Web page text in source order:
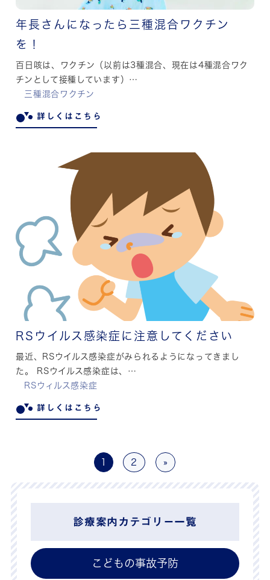
年長さんになったら三種混合ワクチン
を！
百日咳は、ワクチン（以前は3種混合、現在は4種混合ワク
チンとして接種しています）…
三種混合ワクチン
詳しくはこちら
RSウイルス感染症に注意してください
最近、RSウイルス感染症がみられるようになってきまし
た。 RSウイルス感染症は、…
RSウィルス感染症
詳しくはこちら
2 »
診療案内カテゴリー一覧
こどもの事故予防